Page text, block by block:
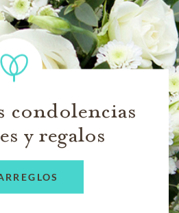
condolencias
y regalos